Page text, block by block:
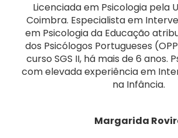
Licenciada em Psicologia pela
Coimbra. Especialista em
em Psicologia da Educação
dos Psicólogos Portugueses
curso SGS II, há mais de 6 anos.
com elevada experiência em
na Infância.
Margarida